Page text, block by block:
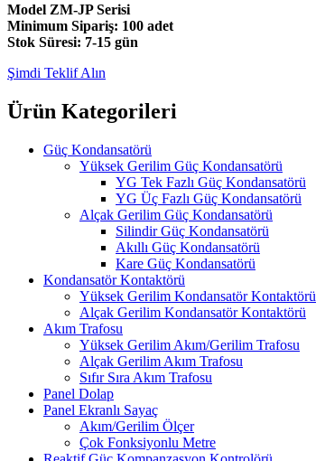
Model ZM-JP Serisi
Minimum Sipariş: 100 adet
Stok Süresi: 7-15 gün
Şimdi Teklif Alın
Ürün Kategorileri
Güç Kondansatörü
Yüksek Gerilim Güç Kondansatörü
YG Tek Fazlı Güç Kondansatörü
YG Üç Fazlı Güç Kondansatörü
Alçak Gerilim Güç Kondansatörü
Silindir Güç Kondansatörü
Akıllı Güç Kondansatörü
Kare Güç Kondansatörü
Kondansatör Kontaktörü
Yüksek Gerilim Kondansatör Kontaktörü
Alçak Gerilim Kondansatör Kontaktörü
Akım Trafosu
Yüksek Gerilim Akım/Gerilim Trafosu
Alçak Gerilim Akım Trafosu
Sıfır Sıra Akım Trafosu
Panel Dolap
Panel Ekranlı Sayaç
Akım/Gerilim Ölçer
Çok Fonksiyonlu Metre